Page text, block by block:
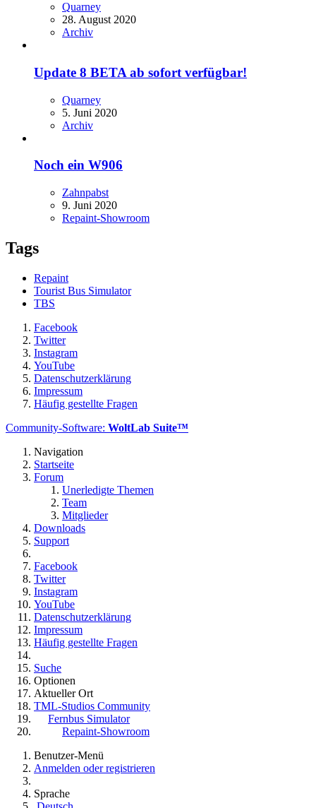
Quarney
28. August 2020
Archiv
Update 8 BETA ab sofort verfügbar!
Quarney
5. Juni 2020
Archiv
Noch ein W906
Zahnpabst
9. Juni 2020
Repaint-Showroom
Tags
Repaint
Tourist Bus Simulator
TBS
Facebook
Twitter
Instagram
YouTube
Datenschutzerklärung
Impressum
Häufig gestellte Fragen
Community-Software: WoltLab Suite™
Navigation
Startseite
Forum
Unerledigte Themen
Team
Mitglieder
Downloads
Support
Facebook
Twitter
Instagram
YouTube
Datenschutzerklärung
Impressum
Häufig gestellte Fragen
Suche
Optionen
Aktueller Ort
TML-Studios Community
Fernbus Simulator
Repaint-Showroom
Benutzer-Menü
Anmelden oder registrieren
Sprache